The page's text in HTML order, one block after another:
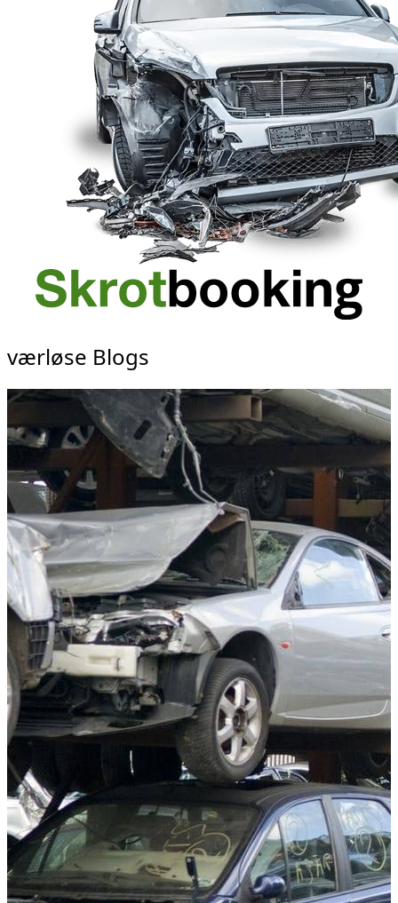
værløse Blogs